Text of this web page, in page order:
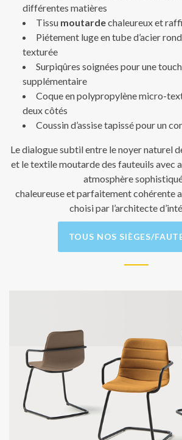
différentes matières
Tissu moutardechaleureux et
Piétement luge en tube d’acier
texturée
Surpiqûres soignées pour une
supplémentaire
Coque en polypropylène micro-
deux côtés
Coussin d’assise tapissé pour un
Le dialogue subtil entre le noyer naturel
et le textile moutarde des fauteuils avec
atmosphère
chaleureuse et parfaitement cohérente
choisi par l’architecte
TOUS NOS SIÈGES/